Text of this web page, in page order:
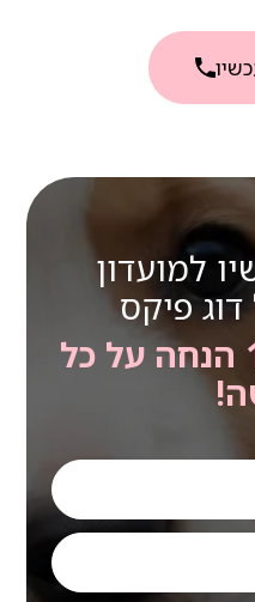
למועדון
פיקס
ונהנים מ – 10% הנחה על כל